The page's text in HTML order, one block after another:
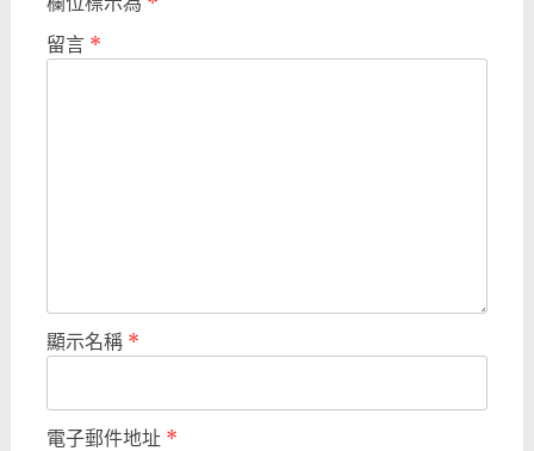
留言 *
顯示名稱 *
電子郵件地址 *